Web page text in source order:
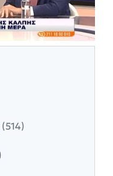
(514)